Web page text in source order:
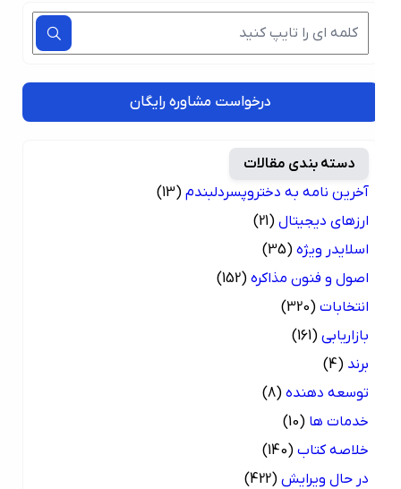
درخواست مشاوره رایگان
دسته بندی مقالات
آخرین نامه به دختروپسردلبندم (13)
ارزهای دیجیتال (21)
اسلایدر ویژه (35)
اصول و فنون مذاکره (152)
انتخابات (320)
بازاریابی (161)
(4)
توسعه دهنده (8)
خدمات ها (10)
خلاصه کتاب (140)
در حال ویرایش (422)